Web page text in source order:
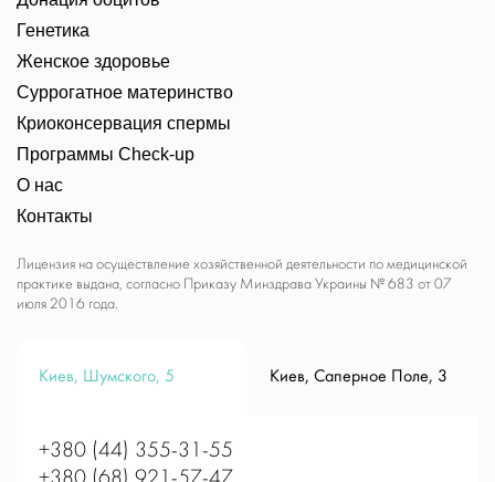
Генетика
Женское здоровье
Суррогатное материнство
Криоконсервация спермы
Программы Check-up
О нас
Контакты
Лицензия на осуществление хозяйственной деятельности по медицинской
практике выдана, согласно Приказу Минздрава Украины № 683 от 07
июля 2016 года.
Киев, Шумского, 5 Киев, Саперное Поле, 3
+380 (44) 355-31-55